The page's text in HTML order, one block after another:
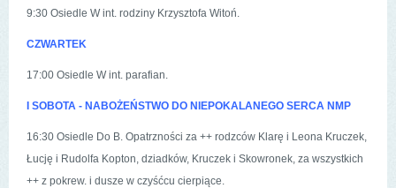
9:30 Osiedle W int. rodziny Krzysztofa Witoń.
CZWARTEK
17:00 Osiedle W int. parafian.
I SOBOTA - NABOŻEŃSTWO DO NIEPOKALANEGO SERCA NMP
16:30 Osiedle Do B. Opatrzności za ++ rodzców Klarę i Leona Kruczek,
Łucję i Rudolfa Kopton, dziadków, Kruczek i Skowronek, za wszystkich
++ z pokrew. i dusze w czyśćcu cierpiące.